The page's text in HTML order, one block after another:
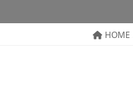
HOME